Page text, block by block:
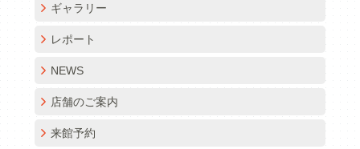
ギャラリー
レポート
NEWS
店舗のご案内
来館予約